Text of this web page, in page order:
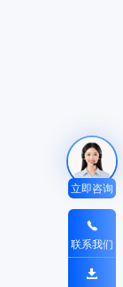
立即咨询
联系我们